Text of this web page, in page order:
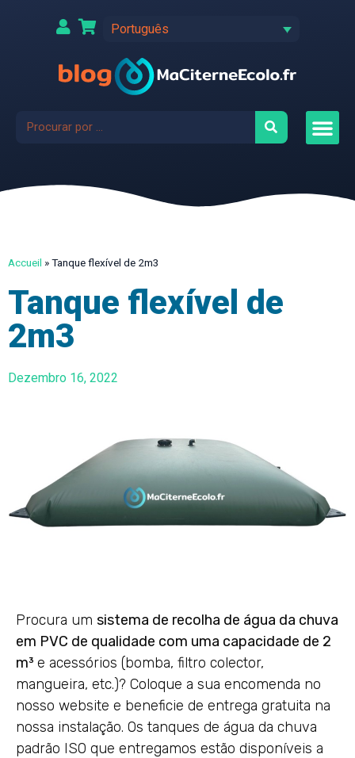
Português
Accueil »Tanque flexível de 2m3
Tanque flexível de
2m3
Dezembro 16, 2022
Procura um sistema de recolha de água da chuva
em PVC de qualidade com uma capacidade de 2
m³ e acessórios (bomba, filtro colector,
mangueira, etc.)? Coloque a sua encomenda no
nosso website e beneficie de entrega gratuita na
nossa instalação. Os tanques de água da chuva
padrão ISO que entregamos estão disponíveis a